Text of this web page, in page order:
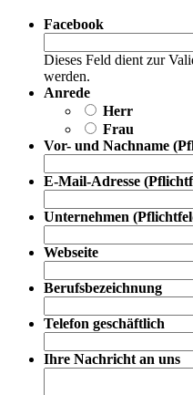
Facebook
Dieses Feld dient zur
werden.
Anrede
Herr
Frau
Vor- und Nachname
E-Mail-Adresse
Unternehmen
Webseite
Berufsbezeichnung
Telefon geschäftlich
Ihre Nachricht an uns